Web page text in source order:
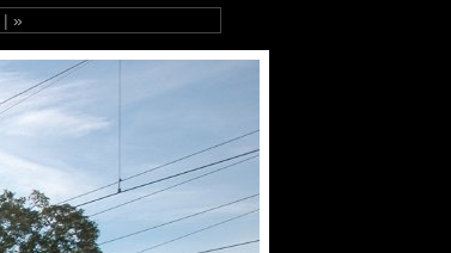
| »